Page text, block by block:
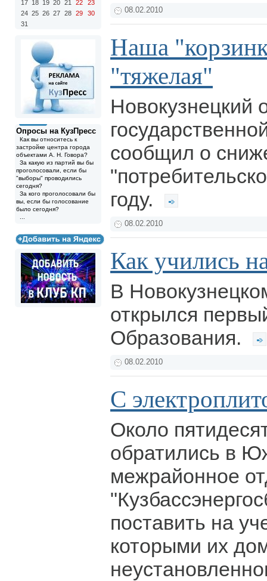
17 18 19 20 21 22
23
24 25 26 27 28 29
30
31
Опросы на КузПресс
Как вы относитесь к
застройке центра города
объектами А. Н. Говора?
За какую из партий вы бы
проголосовали, если бы
"выборы" проводились
сегодня?
За кого проголосовали бы
вы, если бы голосование
было сегодня?
08.02.2010
Наша
"тяжелая"
Новокузнецкий
сообщил о
году.
08.02.2010
Как учились
В
открылся
Образования.
08.02.2010
С
Около
обратились в
межрайонное
поставить на
которыми их